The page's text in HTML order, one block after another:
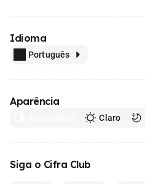
Idioma
Português
Aparência
Claro
Siga o Cifra Club